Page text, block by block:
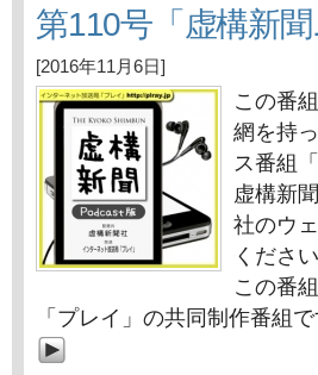
第110号「虚構新
[2016年11月6日]
この番
網を持
ス番組
虚構新
社のウ
ください
この番
「プレイ」の共同制作番組で